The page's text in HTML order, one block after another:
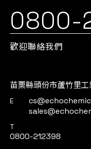
0800-
歡迎聯絡我們
苗栗縣頭份市蘆竹里工
E
T
0800-212398